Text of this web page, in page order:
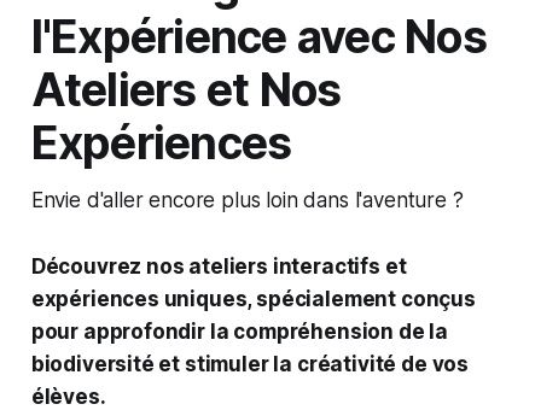
l'Expérience avec Nos
Ateliers et Nos
Expériences
Envie d'aller encore plus loin dans l'aventure ?
Découvrez nos ateliers interactifs et
expériences uniques, spécialement conçus
pour approfondir la compréhension de la
biodiversité et stimuler la créativité de vos
élèves.